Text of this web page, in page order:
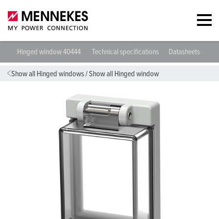
Hinged window 40444 Technical specifications Datasheets &
Show all Hinged windows/Show all Hinged window